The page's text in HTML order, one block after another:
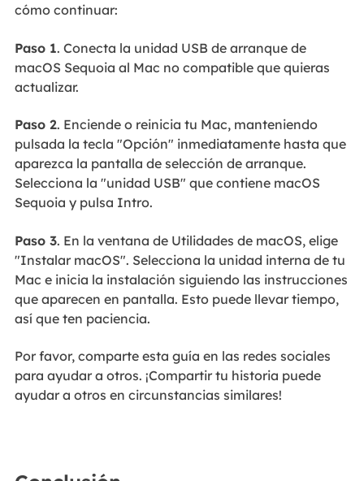
cómo continuar:
Paso 1. Conecta la unidad USB de arranque de
macOS Sequoia al Mac no compatible que quieras
actualizar.
Paso 2. Enciende o reinicia tu Mac, manteniendo
pulsada la tecla "Opción" inmediatamente hasta que
aparezca la pantalla de selección de arranque.
Selecciona la "unidad USB" que contiene macOS
Sequoia y pulsa Intro.
Paso 3. En la ventana de Utilidades de macOS, elige
"Instalar macOS". Selecciona la unidad interna de tu
Mac e inicia la instalación siguiendo las instrucciones
que aparecen en pantalla. Esto puede llevar tiempo,
así que ten paciencia.
Por favor, comparte esta guía en las redes sociales
para ayudar a otros. ¡Compartir tu historia puede
ayudar a otros en circunstancias similares!